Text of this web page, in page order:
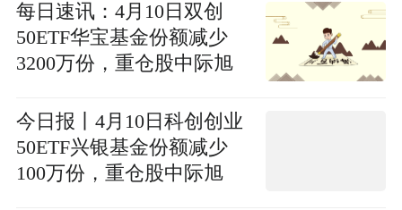
每日速讯：4月10日双创
50ETF华宝基金份额减少
3200万份，重仓股中际旭
今日报丨4月10日科创创业
50ETF兴银基金份额减少
100万份，重仓股中际旭